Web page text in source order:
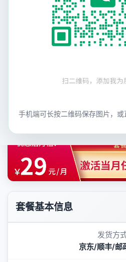
手机端可长按二维码保存图片，或
套餐基本信息
发货方
京东/顺丰/邮